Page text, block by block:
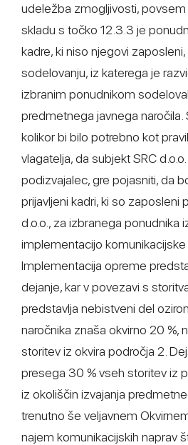
udeležba zmogljivosti,
skladu s točko 12.3.3 je
kadre, ki niso njegovi
sodelovanju, iz katerega je
izbranim ponudnikom
predmetnega javnega naročila.
kolikor bi bilo potrebno kot
vlagatelja, da subjekt SRC
podizvajalec, gre pojasniti, da
prijavljeni kadri, ki so zaposleni
d.o.o., za izbranega ponudnika
implementacijo komunikacijske
Implementacija opreme
dejanje, kar v povezavi s
predstavlja nebistveni del
naročnika znaša okvirno 20 %,
storitev iz okvira področja 2.
presega 30 % vseh storitev iz
iz okoliščin izvajanja
trenutno še veljavnem
najem komunikacijskih naprav